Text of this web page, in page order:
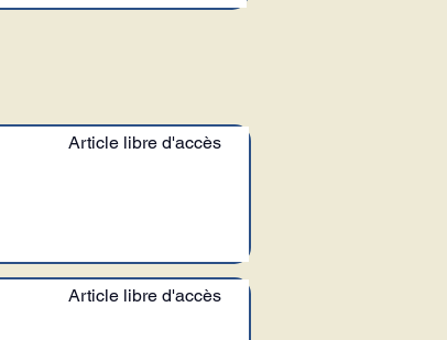
Article libre d'accès
Article libre d'accès